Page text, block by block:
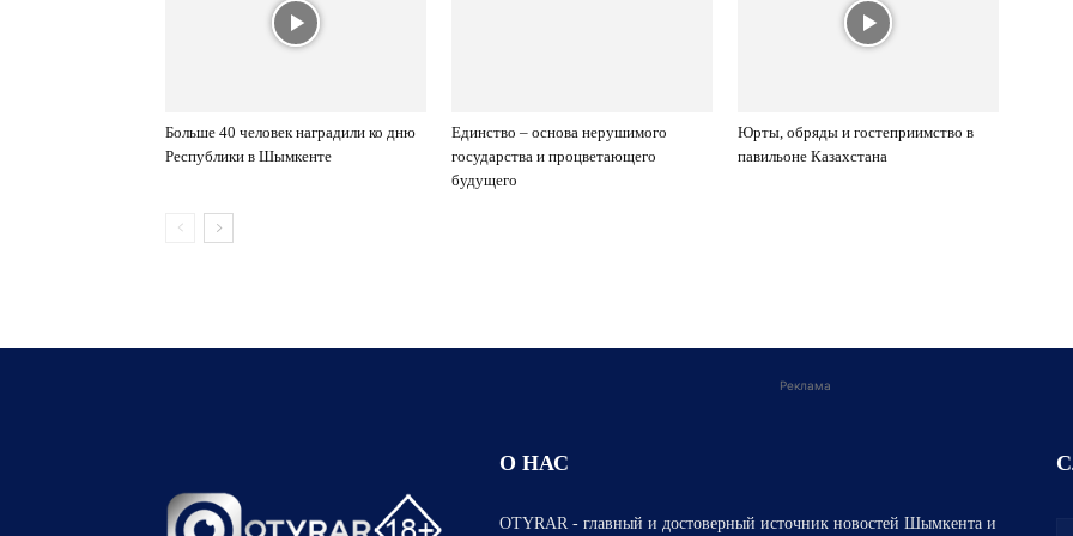
Больше 40 человек наградили ко дню
Республики в Шымкенте
Единство – основа нерушимого
государства и процветающего
будущего
Юрты, обряды и гостеприимство в
павильоне Казахстана
Реклама
О НАС
OTYRAR - главный и достоверный источник новостей Шымкента и